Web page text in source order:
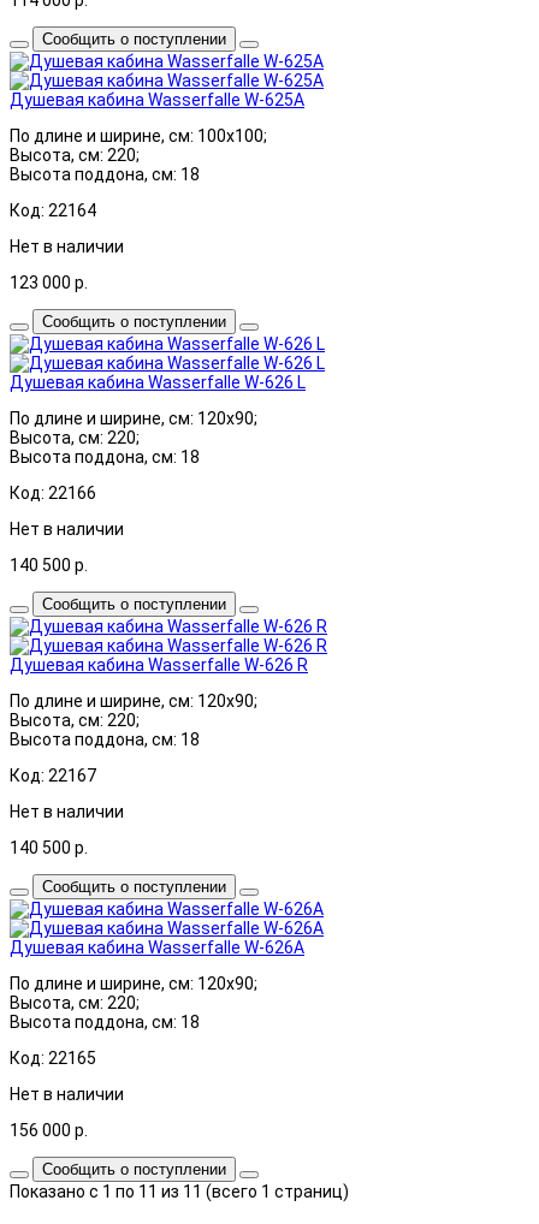
Сообщить о поступлении
Душевая кабина Wasserfalle W-625А
По длине и ширине, см: 100x100;
Высота, см: 220;
Высота поддона, см: 18
Код: 22164
Нет в наличии
123 000 р.
Сообщить о поступлении
Душевая кабина Wasserfalle W-626 L
По длине и ширине, см: 120x90;
Высота, см: 220;
Высота поддона, см: 18
Код: 22166
Нет в наличии
140 500 р.
Сообщить о поступлении
Душевая кабина Wasserfalle W-626 R
По длине и ширине, см: 120x90;
Высота, см: 220;
Высота поддона, см: 18
Код: 22167
Нет в наличии
140 500 р.
Сообщить о поступлении
Душевая кабина Wasserfalle W-626A
По длине и ширине, см: 120x90;
Высота, см: 220;
Высота поддона, см: 18
Код: 22165
Нет в наличии
156 000 р.
Сообщить о поступлении
Показано с 1 по 11 из 11 (всего 1 страниц)